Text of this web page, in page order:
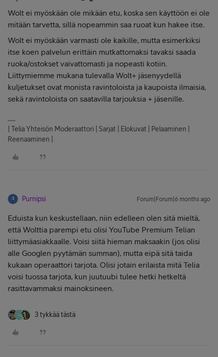
Wolt ei myöskään ole mikään etu, koska sen käyttöön ei ole
mitään tarvetta, sillä nopeammin saa ruoat kun hakee itse.
Wolt ei myöskään varmasti ole kaikille, mutta esimerkiksi
itse koen palvelun erittäin mutkattomaksi tavaksi saada
ruoka/ostokset vaivattomasti ja nopeasti kotiin.
Liittymiemme mukana tulevalla Wolt+ jäsenyydellä
kuljetukset ovat monista ravintoloista ja kaupoista ilmaisia,
sekä ravintoloista on saatavilla tarjouksia + jäsenille.
| Telia Yhteisön Moderaattori | Sarjat | Elokuvat | Pelaaminen |
Reenaaminen |
Purnipsi Forum|Forum|6 months ago
Eduista kun keskustellaan, niin edelleen olen sitä mieltä,
että Wolttia parempi etu olisi YouTube Premium Telian
liittymäasiakkaalle. Voisi siitä hieman maksaakin (jos olisi
alle Googlen pyytämän summan), mutta eipä sitä taida
kukaan operaattori tarjota. Olisi jotain erilaista mitä Telia
voisi tuossa tarjota, kun juutuubi tulee hetki hetkeltä
rasittavammaksi mainoksineen.
K 3 tykkää tästä